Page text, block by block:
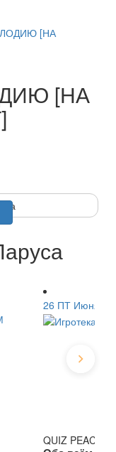
[НА
26 ПТ Июня
QUIZ PEACE